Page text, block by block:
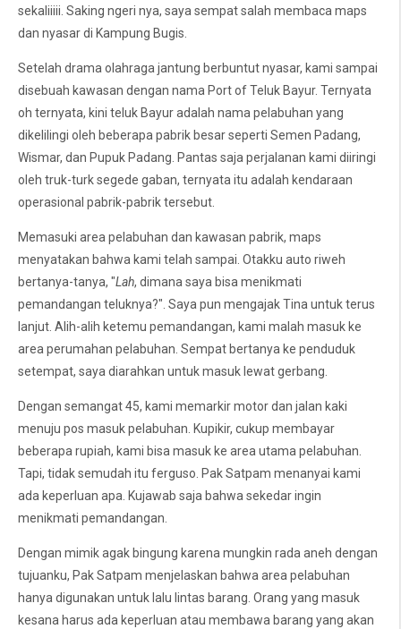
sekaliiiii. Saking ngeri nya, saya sempat salah membaca maps
dan nyasar di Kampung Bugis.
Setelah drama olahraga jantung berbuntut nyasar, kami sampai
disebuah kawasan dengan nama Port of Teluk Bayur. Ternyata
oh ternyata, kini teluk Bayur adalah nama pelabuhan yang
dikelilingi oleh beberapa pabrik besar seperti Semen Padang,
Wismar, dan Pupuk Padang. Pantas saja perjalanan kami diiringi
oleh truk-turk segede gaban, ternyata itu adalah kendaraan
operasional pabrik-pabrik tersebut.
Memasuki area pelabuhan dan kawasan pabrik, maps
menyatakan bahwa kami telah sampai. Otakku auto riweh
bertanya-tanya, "Lah, dimana saya bisa menikmati
pemandangan teluknya?". Saya pun mengajak Tina untuk terus
lanjut. Alih-alih ketemu pemandangan, kami malah masuk ke
area perumahan pelabuhan. Sempat bertanya ke penduduk
setempat, saya diarahkan untuk masuk lewat gerbang.
Dengan semangat 45, kami memarkir motor dan jalan kaki
menuju pos masuk pelabuhan. Kupikir, cukup membayar
beberapa rupiah, kami bisa masuk ke area utama pelabuhan.
Tapi, tidak semudah itu ferguso. Pak Satpam menanyai kami
ada keperluan apa. Kujawab saja bahwa sekedar ingin
menikmati pemandangan.
Dengan mimik agak bingung karena mungkin rada aneh dengan
tujuanku, Pak Satpam menjelaskan bahwa area pelabuhan
hanya digunakan untuk lalu lintas barang. Orang yang masuk
kesana harus ada keperluan atau membawa barang yang akan